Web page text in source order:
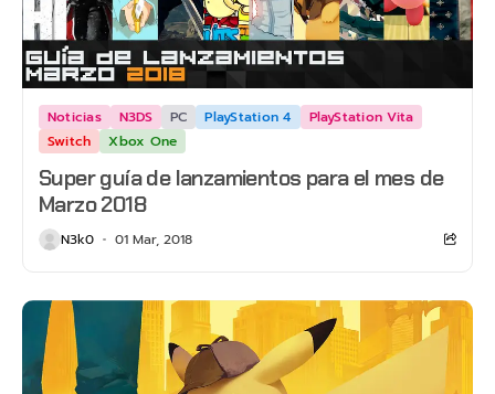
Noticias N3DS PC PlayStation 4
PlayStation Vita
Switch
Xbox One
Super guía de lanzamientos para el mes de
Marzo 2018
N3k0 01 Mar, 2018